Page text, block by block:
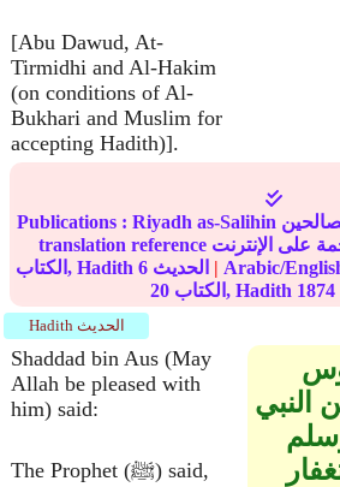
[Abu Dawud, At-
Tirmidhi and Al-Hakim
(on conditions of Al-
Bukhari and Muslim for
accepting Hadith)].
Publications : Riyadh as-Salihin
الكتاب, Hadith 6 | Arabic/
20
الكتاب, Hadith 1874
Hadith الحديث
Shaddad bin Aus (May
Allah be pleased with
him) said:
The Prophet (ﷺ) said,
النبي